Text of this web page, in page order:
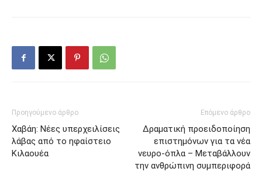
Προηγούμενο άρθρο
Χαβάη: Νέες υπερχειλίσεις
λάβας από το ηφαίστειο
Κιλαουέα
Επόμενο άρθρο
Δραματική προειδοποίηση
επιστημόνων για τα νέα
νευρο-όπλα – Μεταβάλλουν
την ανθρώπινη συμπεριφορά